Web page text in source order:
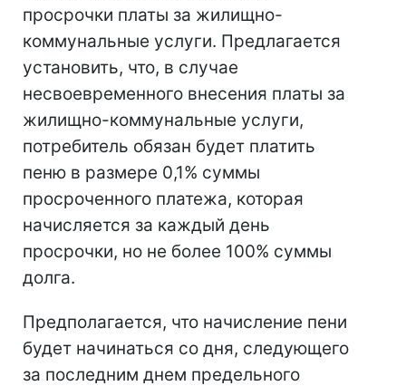
просрочки платы за жилищно-
коммунальные услуги. Предлагается
установить, что, в случае
несвоевременного внесения платы за
жилищно-коммунальные услуги,
потребитель обязан будет платить
пеню в размере 0,1% суммы
просроченного платежа, которая
начисляется за каждый день
просрочки, но не более 100% суммы
долга.
Предполагается, что начисление пени
будет начинаться со дня, следующего
за последним днем предельного